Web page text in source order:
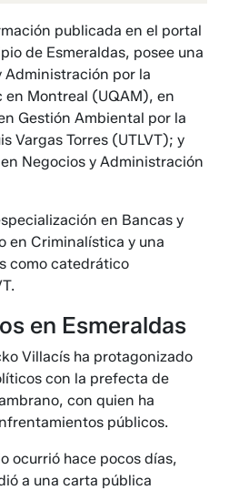
publicada en el portal
de Esmeraldas, posee una
Administración por la
en Montreal (UQAM), en
Gestión Ambiental por la
Vargas Torres (UTLVT); y
Negocios y Administración
en Bancas y
en Criminalística y una
como catedrático
en Esmeraldas
Villacís ha protagonizado
con la prefecta de
con quien ha
públicos.
ocurrió hace pocos días,
a una carta pública